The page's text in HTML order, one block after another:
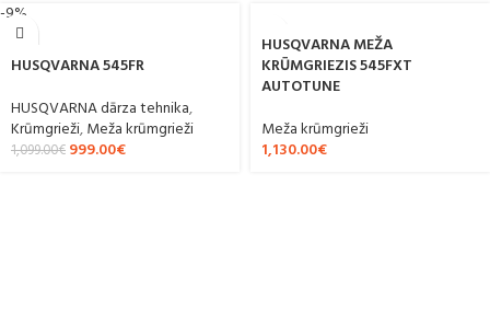
-9%
HUSQVARNA 545FR
HUSQVARNA dārza tehnika,
Krūmgrieži,Meža krūmgrieži
1,099.00€ 999.00€
HUSQVARNA MEŽA
KRŪMGRIEZIS 545FXT
AUTOTUNE
Meža krūmgrieži
1,130.00€